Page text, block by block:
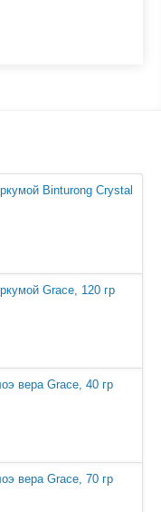
Binturong Crystal
Grace, 120 гр
вера Grace, 40 гр
вера Grace, 70 гр